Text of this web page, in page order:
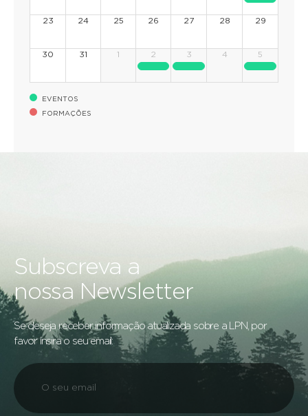
23 24 25 26 27 28 29
30 31 1 2 3 4 5
EVENTOS
FORMAÇÕES
Subscreva a
nossa Newsletter
Se deseja receber informação atualizada sobre a LPN, por
favor insira o seu email: